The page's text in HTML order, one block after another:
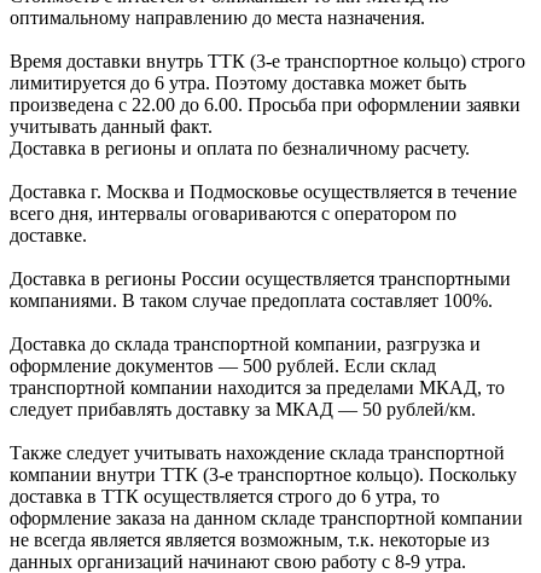
оптимальному направлению до места назначения.
Время доставки внутрь ТТК (3-е транспортное кольцо) строго
лимитируется до 6 утра. Поэтому доставка может быть
произведена с 22.00 до 6.00. Просьба при оформлении заявки
учитывать данный факт.
Доставка в регионы и оплата по безналичному расчету.
Доставка г. Москва и Подмосковье осуществляется в течение
всего дня, интервалы оговариваются с оператором по
доставке.
Доcтавка в регионы России осуществляется транспортными
компаниями. В таком случае предоплата составляет 100%.
Доставка до склада транспортной компании, разгрузка и
оформление документов — 500 рублей. Если склад
транспортной компании находится за пределами МКАД, то
следует прибавлять доставку за МКАД — 50 рублей/км.
Также следует учитывать нахождение склада транспортной
компании внутри ТТК (3-е транспортное кольцо). Поскольку
доставка в ТТК осуществляется строго до 6 утра, то
оформление заказа на данном складе транспортной компании
не всегда является является возможным, т.к. некоторые из
данных организаций начинают свою работу с 8-9 утра.